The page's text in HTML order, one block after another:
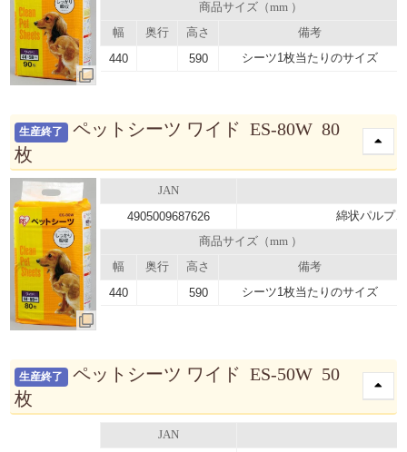
商品サイズ（mm ）
幅
奥行 高さ 備考
440 590 シーツ1枚当たりのサイズ
生産終了
ペットシーツ ワイド ES-80W 80
枚
JAN
4905009687626 綿状パルプ
商品サイズ（mm ）
幅
奥行 高さ 備考
440 590 シーツ1枚当たりのサイズ
生産終了
ペットシーツ ワイド ES-50W 50
枚
JAN